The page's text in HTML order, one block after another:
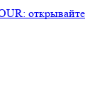
открывайте